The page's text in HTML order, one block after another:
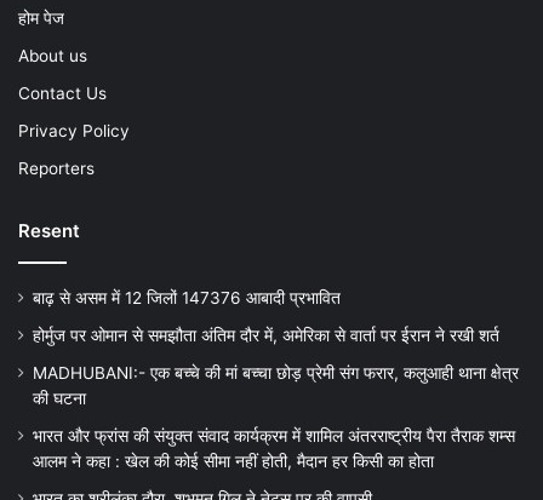
होम पेज
About us
Contact Us
Privacy Policy
Reporters
Resent
बाढ़ से असम में 12 जिलों 147376 आबादी प्रभावित
होर्मुज पर ओमान से समझौता अंतिम दौर में, अमेरिका से वार्ता पर ईरान ने रखी शर्त
MADHUBANI:- एक बच्चे की मां बच्चा छोड़ प्रेमी संग फरार, कलुआही थाना क्षेत्र
की घटना
भारत और फ्रांस की संयुक्त संवाद कार्यक्रम में शामिल अंतरराष्ट्रीय पैरा तैराक शम्स
आलम ने कहा : खेल की कोई सीमा नहीं होती, मैदान हर किसी का होता